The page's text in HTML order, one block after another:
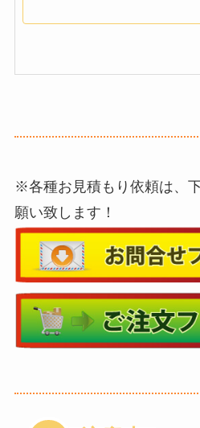
※各種お見積もり依頼は、
願い致します！